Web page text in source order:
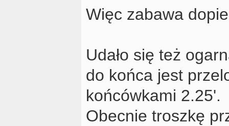
Więc zabawa
Udało się też
do końca jest
końcówkami 2.25'.
Obecnie troszkę